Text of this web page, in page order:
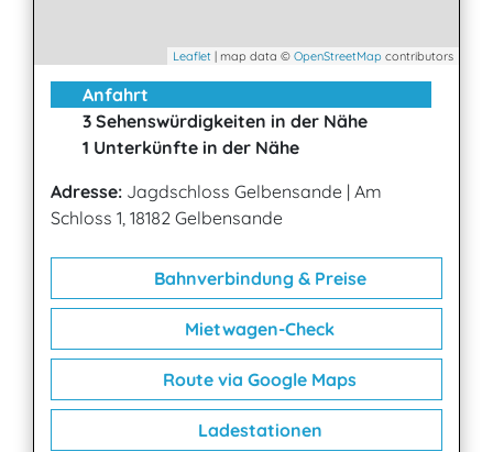
Leaflet | map data © OpenStreetMap contributors
Anfahrt
3 Sehenswürdigkeiten in der Nähe
1 Unterkünfte in der Nähe
Adresse: Jagdschloss Gelbensande | Am
Schloss 1, 18182 Gelbensande
Bahnverbindung & Preise
Mietwagen-Check
Route via Google Maps
Ladestationen